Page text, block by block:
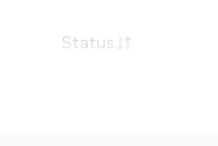
Status